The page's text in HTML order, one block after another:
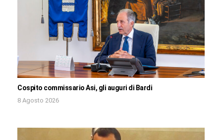
Cospito commissario Asi, gli auguri di Bardi
8 Agosto 2026